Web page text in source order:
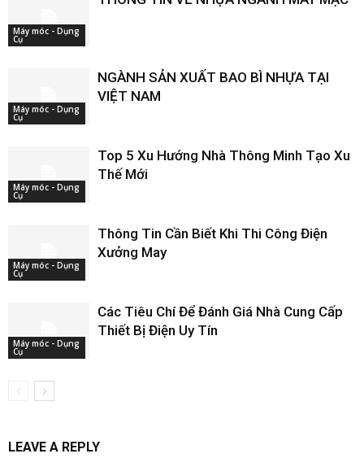
Máy móc - Dụng
Cụ
Máy móc - Dụng
Cụ
NGÀNH SẢN XUẤT BAO BÌ NHỰA TẠI
VIỆT NAM
Máy móc - Dụng
Cụ
Top 5 Xu Hướng Nhà Thông Minh Tạo Xu
Thế Mới
Máy móc - Dụng
Cụ
Thông Tin Cần Biết Khi Thi Công Điện
Xưởng May
Máy móc - Dụng
Cụ
Các Tiêu Chí Để Đánh Giá Nhà Cung Cấp
Thiết Bị Điện Uy Tín
LEAVE A REPLY